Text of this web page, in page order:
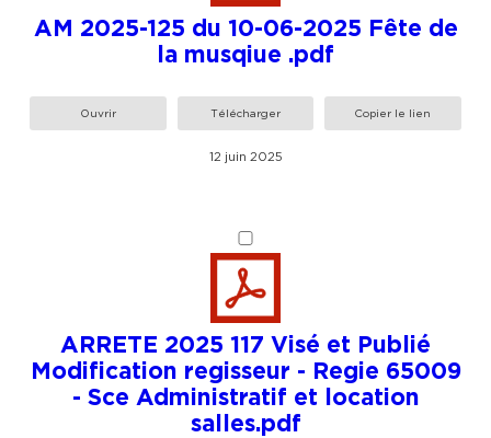
AM 2025-125 du 10-06-2025 Fête de
la musqiue .pdf
Ouvrir Télécharger Copier le lien
12 juin 2025
ARRETE 2025 117 Visé et Publié
Modification regisseur - Regie 65009
- Sce Administratif et location
salles.pdf